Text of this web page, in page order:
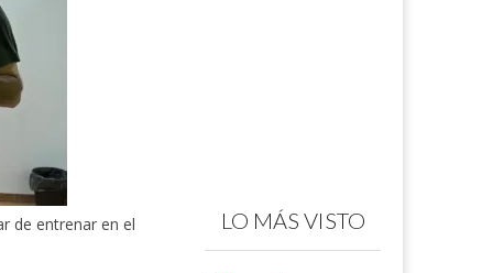
de entrenar en el
LO MÁS VISTO